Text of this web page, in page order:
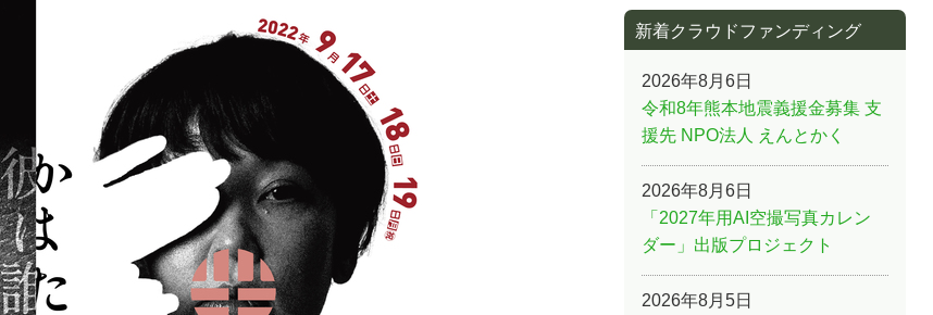
新着クラウドファンディング
2026年8月6日
令和8年熊本地震義援金募集 支
援先 NPO法人 えんとかく
2026年8月6日
「2027年用AI空撮写真カレン
ダー」出版プロジェクト
2026年8月5日